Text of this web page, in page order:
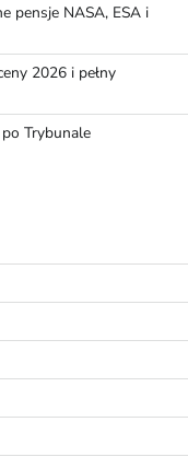
pensje NASA, ESA i
2026 i pełny
Trybunale